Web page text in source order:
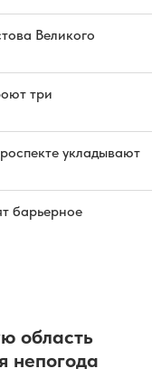
Великого
три
укладывают
барьерное
область
непогода